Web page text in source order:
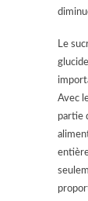
Le
Avec
partie